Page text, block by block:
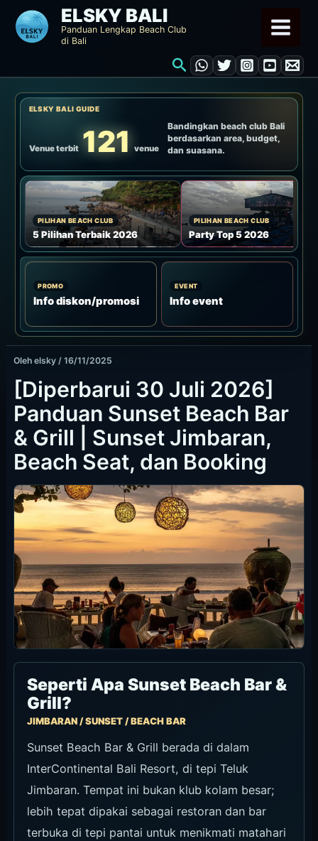
Lewati
konten
ELSKY BALI
Panduan Lengkap Beach Club
di Bali
Cari
ELSKY BALI GUIDE
Venue terbit 121 venue
Bandingkan beach club Bali
berdasarkan area, budget,
dan suasana.
PILIHAN BEACH CLUB
5 Pilihan Terbaik 2026
PILIHAN BEACH CLUB
Party Top 5 2026
PROMO
Info diskon/promosi
EVENT
Info event
Oleh elsky / 16/11/2025
[Diperbarui 30 Juli 2026]
Panduan Sunset Beach Bar
& Grill | Sunset Jimbaran,
Beach Seat, dan Booking
Seperti Apa Sunset Beach Bar &
Grill?
JIMBARAN / SUNSET / BEACH BAR
Sunset Beach Bar & Grill berada di dalam
InterContinental Bali Resort, di tepi Teluk
Jimbaran. Tempat ini bukan klub kolam besar;
lebih tepat dipakai sebagai restoran dan bar
terbuka di tepi pantai untuk menikmati matahari